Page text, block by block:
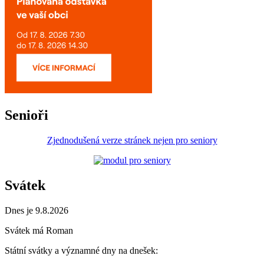
Senioři
Zjednodušená verze stránek nejen pro seniory
Svátek
Dnes je 9.8.2026
Svátek má Roman
Státní svátky a významné dny na dnešek: